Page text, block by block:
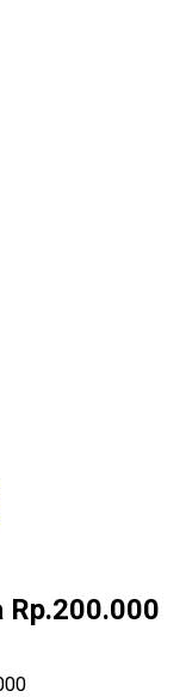
Rp.200.000